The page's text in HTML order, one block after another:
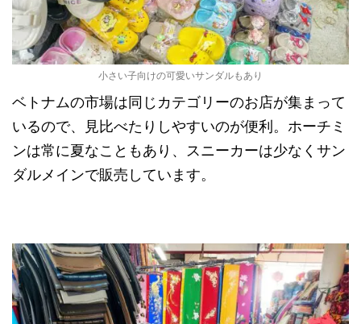
小さい子向けの可愛いサンダルもあり
ベトナムの市場は同じカテゴリーのお店が集まって
いるので、見比べたりしやすいのが便利。ホーチミ
ンは常に夏なこともあり、スニーカーは少なくサン
ダルメインで販売しています。